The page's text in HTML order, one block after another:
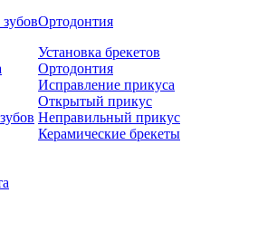
Ортодонтия
Установка брекетов
Ортодонтия
Исправление прикуса
Открытый прикус
Неправильный прикус
Керамические брекеты